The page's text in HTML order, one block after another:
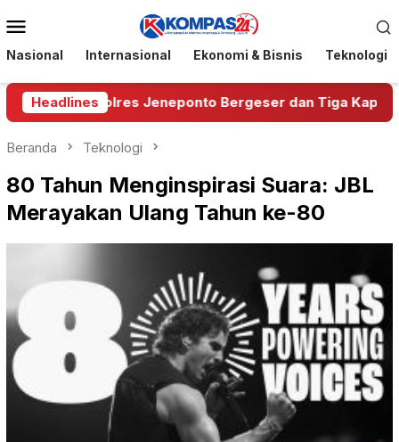
ke
kontenMobile
Nasional Internasional Ekonomi & Bisnis Teknologi
Headlines
Wakapolres Jeneponto Bergeser dan Tiga Kapolsek
Beranda Teknologi
80 Tahun Menginspirasi Suara: JBL
Merayakan Ulang Tahun ke-80